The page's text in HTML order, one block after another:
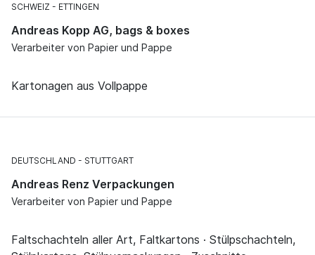
SCHWEIZ ETTINGEN
Andreas Kopp AG, bags & boxes
Verarbeiter von Papier und Pappe
Kartonagen aus Vollpappe
DEUTSCHLAND STUTTGART
Andreas Renz Verpackungen
Verarbeiter von Papier und Pappe
Faltschachteln aller Art, Faltkartons · Stülpschachteln,